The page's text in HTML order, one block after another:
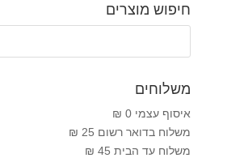
חיפוש מוצרים
משלוחים
איסוף עצמי 0 ₪
משלוח בדואר רשום 25 ₪
משלוח עד הבית 45 ₪